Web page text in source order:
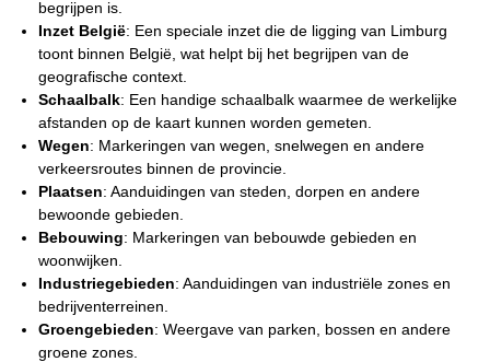
begrijpen is.
Inzet België: Een speciale inzet die de ligging van Limburg
toont binnen België, wat helpt bij het begrijpen van de
geografische context.
Schaalbalk: Een handige schaalbalk waarmee de werkelijke
afstanden op de kaart kunnen worden gemeten.
Wegen: Markeringen van wegen, snelwegen en andere
verkeersroutes binnen de provincie.
Plaatsen: Aanduidingen van steden, dorpen en andere
bewoonde gebieden.
Bebouwing: Markeringen van bebouwde gebieden en
woonwijken.
Industriegebieden: Aanduidingen van industriële zones en
bedrijventerreinen.
Groengebieden: Weergave van parken, bossen en andere
groene zones.